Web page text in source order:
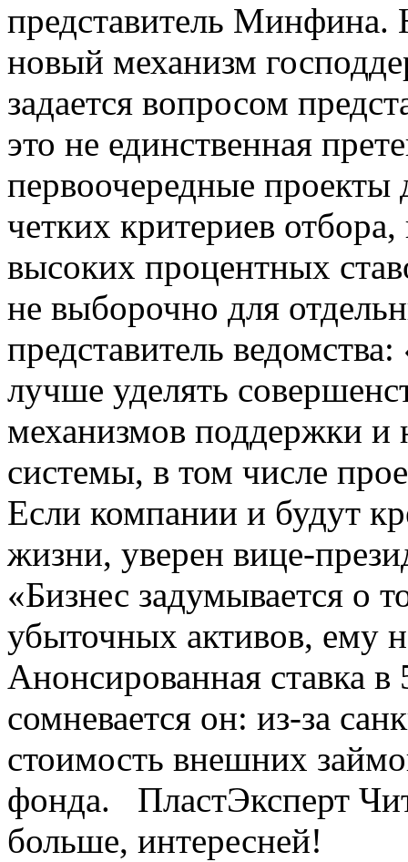
представитель Минфина.
новый механизм
задается вопросом
это не единственная
первоочередные проекты
четких критериев
высоких процентных
не выборочно для
представитель
лучше уделять
механизмов поддержки и
системы, в том числе
Если компании и будут
жизни, уверен вице-
«Бизнес задумывается о
убыточных активов, ему
Анонсированная ставка
сомневается он: из-за
стоимость внешних
фонда. ПластЭксперт
больше, интересней!